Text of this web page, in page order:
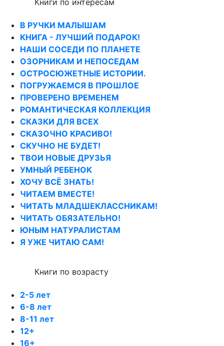
В РУЧКИ МАЛЫШАМ
КНИГА - ЛУЧШИЙ ПОДАРОК!
НАШИ СОСЕДИ ПО ПЛАНЕТЕ
ОЗОРНИКАМ И НЕПОСЕДАМ
ОСТРОСЮЖЕТНЫЕ ИСТОРИИ.
ПОГРУЖАЕМСЯ В ПРОШЛОЕ
ПРОВЕРЕНО ВРЕМЕНЕМ
РОМАНТИЧЕСКАЯ КОЛЛЕКЦИЯ
СКАЗКИ ДЛЯ ВСЕХ
СКАЗОЧНО КРАСИВО!
СКУЧНО НЕ БУДЕТ!
ТВОИ НОВЫЕ ДРУЗЬЯ
УМНЫЙ РЕБЕНОК
ХОЧУ ВСЁ ЗНАТЬ!
ЧИТАЕМ ВМЕСТЕ!
ЧИТАТЬ МЛАДШЕКЛАССНИКАМ!
ЧИТАТЬ ОБЯЗАТЕЛЬНО!
ЮНЫМ НАТУРАЛИСТАМ
Я УЖЕ ЧИТАЮ САМ!
Книги по возрасту
2-5 лет
6-8 лет
8-11 лет
12+
16+